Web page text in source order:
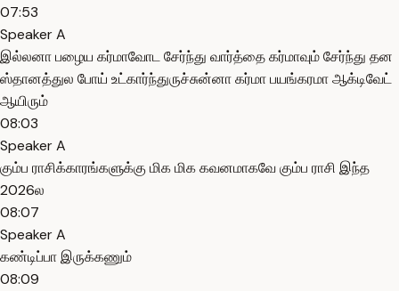
07:53
Speaker A
இல்லனா பழைய கர்மாவோட சேர்ந்து வார்த்தை கர்மாவும் சேர்ந்து தன
ஸ்தானத்துல போய் உட்கார்ந்துருச்சுன்னா கர்மா பயங்கரமா ஆக்டிவேட்
ஆயிரும்
08:03
Speaker A
கும்ப ராசிக்காரங்களுக்கு மிக மிக கவனமாகவே கும்ப ராசி இந்த
2026ல
08:07
Speaker A
கண்டிப்பா இருக்கணும்
08:09